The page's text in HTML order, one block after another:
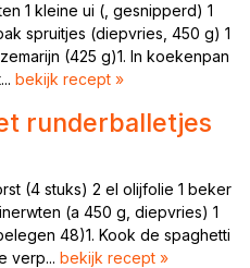
1 kleine ui (, gesnipperd) 1
spruitjes (diepvries, 450 g) 1
(425 g)1. In koekenpan
bekijk recept »
runderballetjes
(4 stuks) 2 el olijfolie 1 beker
(a 450 g, diepvries) 1
48)1. Kook de spaghetti
verp... bekijk recept »